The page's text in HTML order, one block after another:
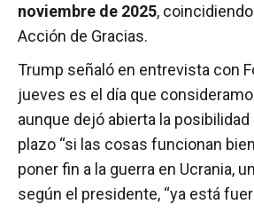
noviembre de 2025,
Acción de Gracias.
Trump señaló en entrevista con
jueves es el día que
aunque dejó abierta la
plazo “si las cosas funcionan
poner fin a la guerra en Ucrania,
según el presidente, “ya está